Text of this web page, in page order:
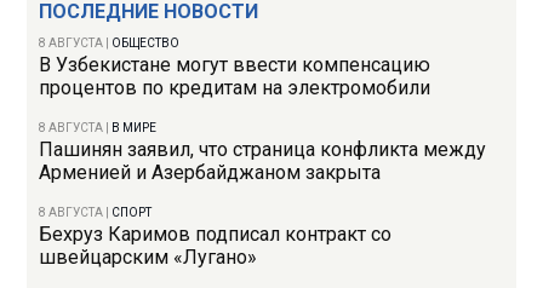
ПОСЛЕДНИЕ НОВОСТИ
8 АВГУСТА ОБЩЕСТВО
В Узбекистане могут ввести компенсацию
процентов по кредитам на электромобили
8 АВГУСТА В МИРЕ
Пашинян заявил, что страница конфликта между
Арменией и Азербайджаном закрыта
8 АВГУСТА СПОРТ
Бехруз Каримов подписал контракт со
швейцарским «Лугано»